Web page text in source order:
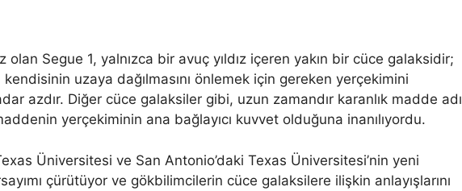
olan Segue 1, yalnızca bir avuç yıldız içeren yakın bir cüce galaksidir;
kendisinin uzaya dağılmasını önlemek için gereken yerçekimini
azdır. Diğer cüce galaksiler gibi, uzun zamandır karanlık madde adı
yerçekiminin ana bağlayıcı kuvvet olduğuna inanılıyordu.
Üniversitesi ve San Antonio’daki Texas Üniversitesi’nin yeni
çürütüyor ve gökbilimcilerin cüce galaksilere ilişkin anlayışlarını